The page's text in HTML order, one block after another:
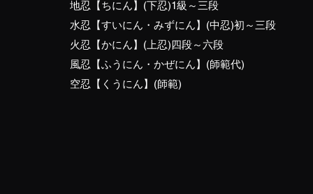
地忍【ちにん】(下忍)1級～三段
水忍【すいにん・みずにん】(中忍)初～三段
火忍【かにん】(上忍)四段～六段
風忍【ふうにん・かぜにん】(師範代)
空忍【くうにん】(師範)